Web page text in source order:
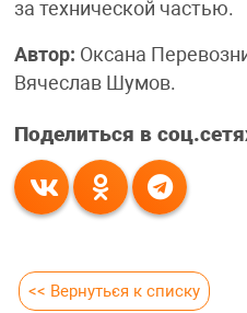
за технической частью.
Автор: Оксана
Вячеслав Шумов.
Поделиться в
<< Вернуться к списку